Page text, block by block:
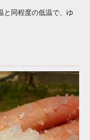
と同程度の低温で、ゆ